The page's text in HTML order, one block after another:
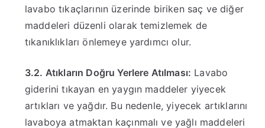
lavabo tıkaçlarının üzerinde biriken saç ve diğer
maddeleri düzenli olarak temizlemek de
tıkanıklıkları önlemeye yardımcı olur.
3.2. Atıkların Doğru Yerlere Atılması: Lavabo
giderini tıkayan en yaygın maddeler yiyecek
artıkları ve yağdır. Bu nedenle, yiyecek artıklarını
lavaboya atmaktan kaçınmalı ve yağlı maddeleri